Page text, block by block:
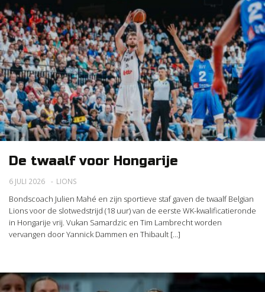
6 JULI 2026 LIONS
De twaalf voor Hongarije
Bondscoach Julien Mahé en zijn sportieve staf gaven de twaalf Belgian
Lions voor de slotwedstrijd (18 uur) van de eerste WK-kwalificatieronde
in Hongarije vrij. Vukan Samardzic en Tim Lambrecht worden
vervangen door Yannick Dammen en Thibault [...]